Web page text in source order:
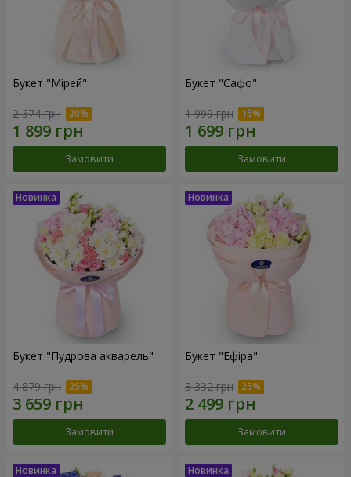
Букет "Мірей"
2 374 грн
Замовити
Букет "Сафо"
1 999 грн
Замовити
Букет "Пудрова акварель"
4 879 грн
Замовити
Букет "Ефіра"
3 332 грн
Замовити